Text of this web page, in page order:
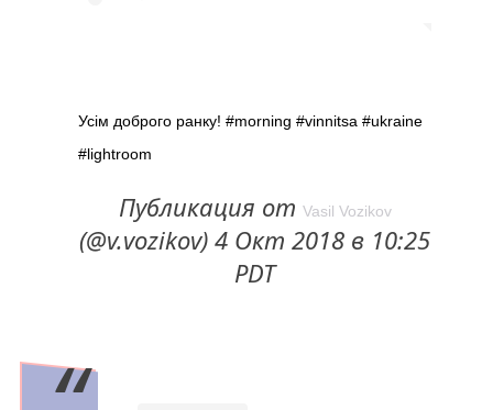
Усім доброго ранку! #morning #vinnitsa #ukraine
#lightroom
Публикация от Vasil Vozikov
(@v.vozikov) 4 Окт 2018 в 10:25
PDT